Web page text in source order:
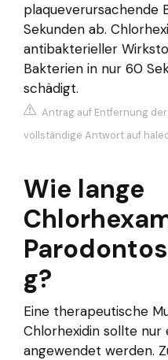
plaqueverursachende
Sekunden ab.
antibakterieller
Bakterien in nur 60
schädigt.
Antrag auf Entfernung
vollständige Antwort auf
Wie lange
g?
Eine therapeutische
Chlorhexidin sollte nur
angewendet werden.